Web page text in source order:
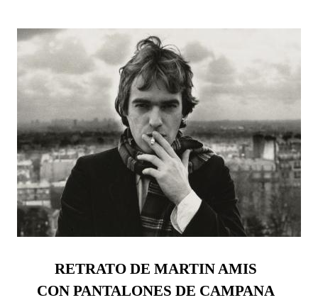
RETRATO DE MARTIN AMIS
CON PANTALONES DE CAMPANA